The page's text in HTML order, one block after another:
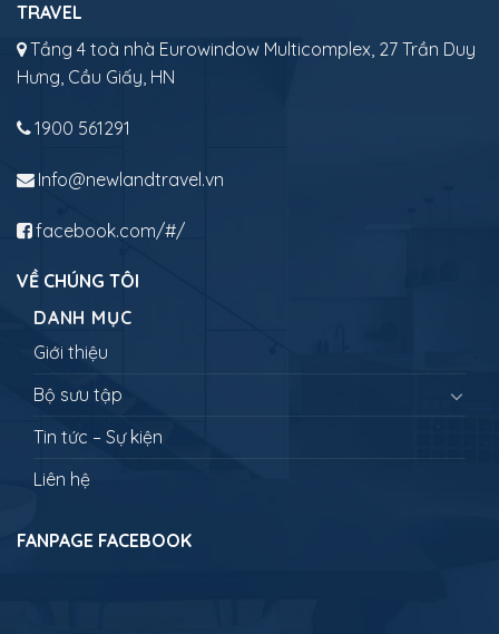
TRAVEL
Tầng 4 toà nhà Eurowindow Multicomplex, 27 Trần Duy
Hưng, Cầu Giấy, HN
1900 561291
Info@newlandtravel.vn
facebook.com/#/
VỀ CHÚNG TÔI
DANH MỤC
Giới thiệu
Bộ sưu tập
Tin tức – Sự kiện
Liên hệ
FANPAGE FACEBOOK